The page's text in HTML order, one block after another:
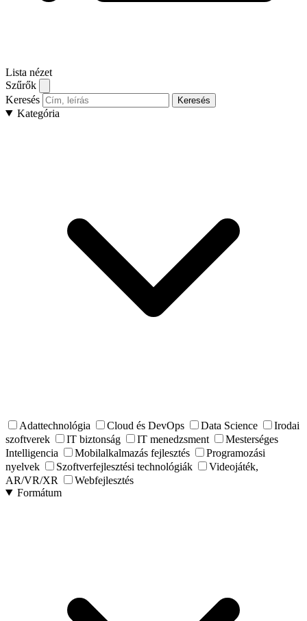
Lista nézet
Szűrők
Keresés
Keresés
Kategória
Adattechnológia Cloud és DevOps Data Science
Irodai
szoftverek
IT biztonság IT menedzsment
Mesterséges
Intelligencia
Mobilalkalmazás fejlesztés
Programozási
nyelvek
Szoftverfejlesztési technológiák
Videojáték,
AR/VR/XR
Webfejlesztés
Formátum